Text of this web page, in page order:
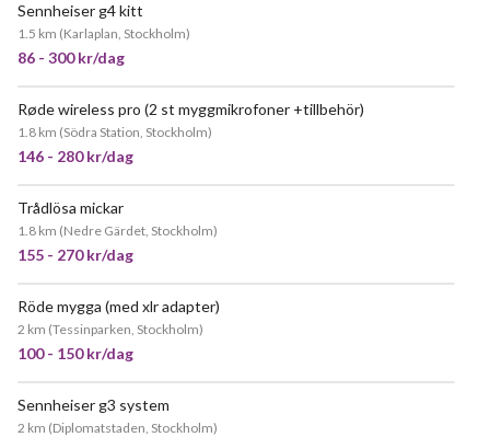
Sennheiser g4 kitt
1.5 km (Karlaplan, Stockholm)
86 - 300 kr/dag
Røde wireless pro (2 st myggmikrofoner +tillbehör)
1.8 km (Södra Station, Stockholm)
146 - 280 kr/dag
Trådlösa mickar
1.8 km (Nedre Gärdet, Stockholm)
155 - 270 kr/dag
Röde mygga (med xlr adapter)
2 km (Tessinparken, Stockholm)
100 - 150 kr/dag
Sennheiser g3 system
2 km (Diplomatstaden, Stockholm)